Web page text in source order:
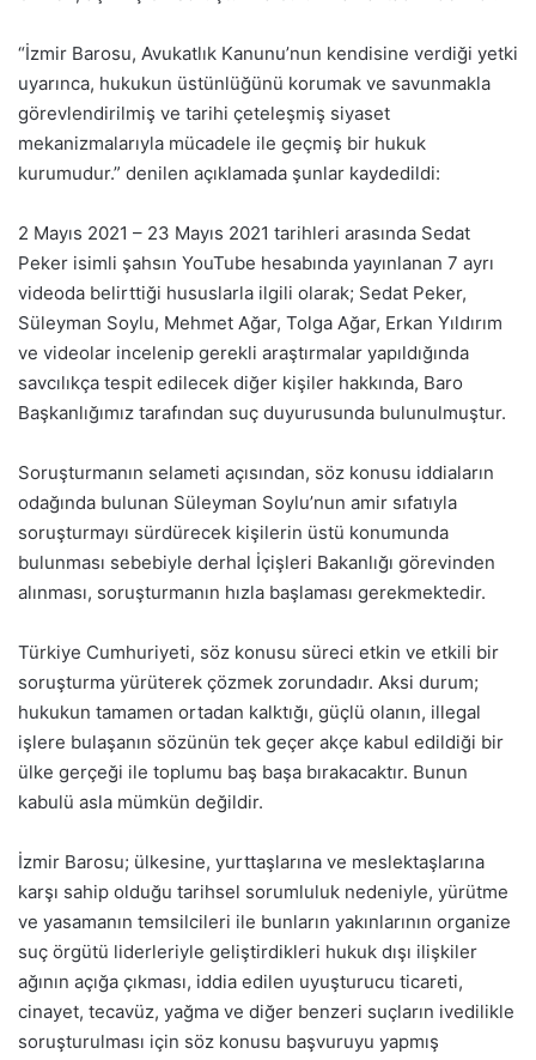
“İzmir Barosu, Avukatlık Kanunu’nun kendisine verdiği yetki
uyarınca, hukukun üstünlüğünü korumak ve savunmakla
görevlendirilmiş ve tarihi çeteleşmiş siyaset
mekanizmalarıyla mücadele ile geçmiş bir hukuk
kurumudur.” denilen açıklamada şunlar kaydedildi:
2 Mayıs 2021 – 23 Mayıs 2021 tarihleri arasında Sedat
Peker isimli şahsın YouTube hesabında yayınlanan 7 ayrı
videoda belirttiği hususlarla ilgili olarak; Sedat Peker,
Süleyman Soylu, Mehmet Ağar, Tolga Ağar, Erkan Yıldırım
ve videolar incelenip gerekli araştırmalar yapıldığında
savcılıkça tespit edilecek diğer kişiler hakkında, Baro
Başkanlığımız tarafından suç duyurusunda bulunulmuştur.
Soruşturmanın selameti açısından, söz konusu iddiaların
odağında bulunan Süleyman Soylu’nun amir sıfatıyla
soruşturmayı sürdürecek kişilerin üstü konumunda
bulunması sebebiyle derhal İçişleri Bakanlığı görevinden
alınması, soruşturmanın hızla başlaması gerekmektedir.
Türkiye Cumhuriyeti, söz konusu süreci etkin ve etkili bir
soruşturma yürüterek çözmek zorundadır. Aksi durum;
hukukun tamamen ortadan kalktığı, güçlü olanın, illegal
işlere bulaşanın sözünün tek geçer akçe kabul edildiği bir
ülke gerçeği ile toplumu baş başa bırakacaktır. Bunun
kabulü asla mümkün değildir.
İzmir Barosu; ülkesine, yurttaşlarına ve meslektaşlarına
karşı sahip olduğu tarihsel sorumluluk nedeniyle, yürütme
ve yasamanın temsilcileri ile bunların yakınlarının organize
suç örgütü liderleriyle geliştirdikleri hukuk dışı ilişkiler
ağının açığa çıkması, iddia edilen uyuşturucu ticareti,
cinayet, tecavüz, yağma ve diğer benzeri suçların ivedilikle
soruşturulması için söz konusu başvuruyu yapmış